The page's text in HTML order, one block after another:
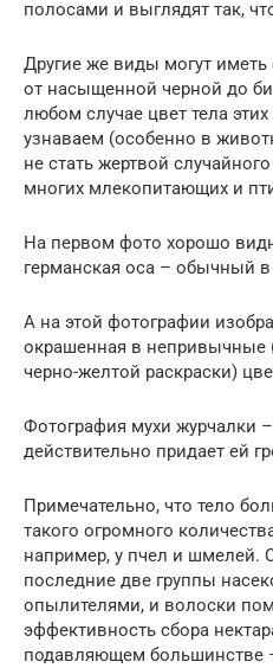
полосами и выглядят так,
Другие же виды могут
от насыщенной черной до
любом случае цвет тела
узнаваем (особенно в
не стать жертвой
многих млекопитающих и
На первом фото хорошо
германская оса – обычный
А на этой фотографии
окрашенная в непривычные
черно-желтой раскраски)
Фотография мухи журчалки
действительно придает ей
Примечательно, что тело
такого огромного
например, у пчел и шмелей.
последние две группы
опылителями, и волоски
эффективность сбора
подавляющем большинстве